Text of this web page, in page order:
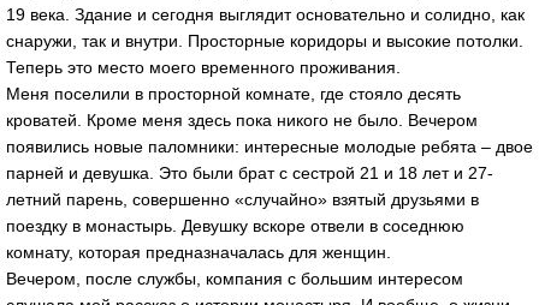
19 века. Здание и сегодня выглядит основательно и солидно, как
снаружи, так и внутри. Просторные коридоры и высокие потолки.
Теперь это место моего временного проживания.
Меня поселили в просторной комнате, где стояло десять
кроватей. Кроме меня здесь пока никого не было. Вечером
появились новые паломники: интересные молодые ребята – двое
парней и девушка. Это были брат с сестрой 21 и 18 лет и 27-
летний парень, совершенно «случайно» взятый друзьями в
поездку в монастырь. Девушку вскоре отвели в соседнюю
комнату, которая предназначалась для женщин.
Вечером, после службы, компания с большим интересом